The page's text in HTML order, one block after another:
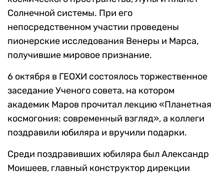
Солнечной системы. При его
непосредственном участии проведены
пионерские исследования Венеры и Марса,
получившие мировое признание.
6 октября в ГЕОХИ состоялось торжественное
заседание Ученого совета, на котором
академик Маров прочитал лекцию «Планетная
космогония: современный взгляд», а коллеги
поздравили юбиляра и вручили подарки.
Среди поздравивших юбиляра был Александр
Моишеев, главный конструктор дирекции